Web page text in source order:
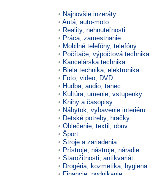
Najnovšie inzeráty
Autá, auto-moto
Reality, nehnuteľnosti
Práca, zamestnanie
Mobilné telefóny, telefóny
Počítače, výpočtová technika
Kancelárska technika
Biela technika, elektronika
Foto, video, DVD
Hudba, audio, tanec
Kultúra, umenie, vstupenky
Knihy a časopisy
Nábytok, vybavenie interiéru
Detské potreby, hračky
Oblečenie, textil, obuv
Šport
Stroje a zariadenia
Prístroje, nástroje, náradie
Starožitnosti, antikvariát
Drogéria, kozmetika, hygiena